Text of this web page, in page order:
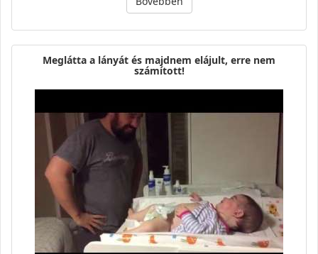
Meglátta a lányát és majdnem elájult, erre nem
számított!